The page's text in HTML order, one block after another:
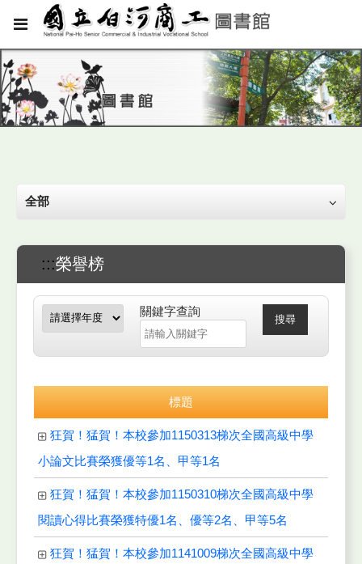
全部
:::榮譽榜
關鍵字查詢
搜尋
標題
狂賀！猛賀！本校參加1150313梯次全國高級中學
小論文比賽榮獲優等1名、甲等1名
狂賀！猛賀！本校參加1150310梯次全國高級中學
閱讀心得比賽榮獲特優1名、優等2名、甲等5名
狂賀！猛賀！本校參加1141009梯次全國高級中學